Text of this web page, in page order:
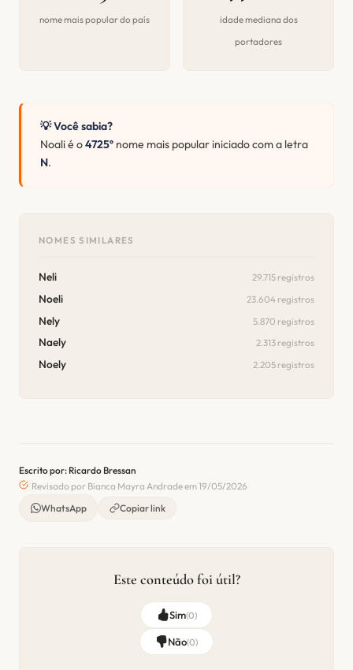
nome mais popular do país
idade mediana dos
portadores
💡 Você sabia?
Noali é o4725º nome mais popular iniciado com a letra
N.
NOMES SIMILARES
Neli 29.715 registros
Noeli 23.604 registros
Nely 5.870 registros
Naely 2.313 registros
Noely 2.205 registros
Escrito por: Ricardo Bressan
Revisado por Bianca Mayra Andrade em 19/05/2026
WhatsApp
Copiar link
Este conteúdo foi útil?
Sim(0)
Não(0)